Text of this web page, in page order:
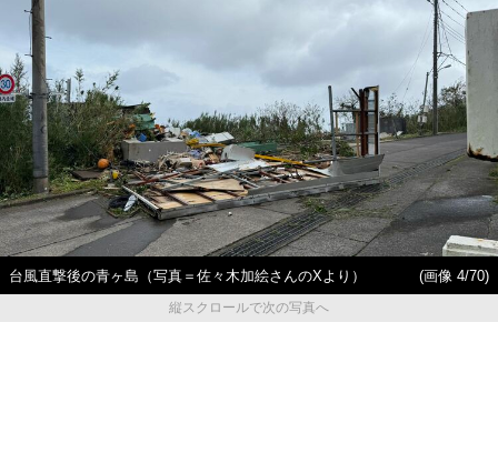
台風直撃後の青ヶ島（写真＝佐々木加絵さんのXより）
(画像 4/70)
縦スクロールで次の写真へ